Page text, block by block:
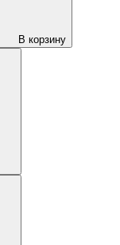
В корзину